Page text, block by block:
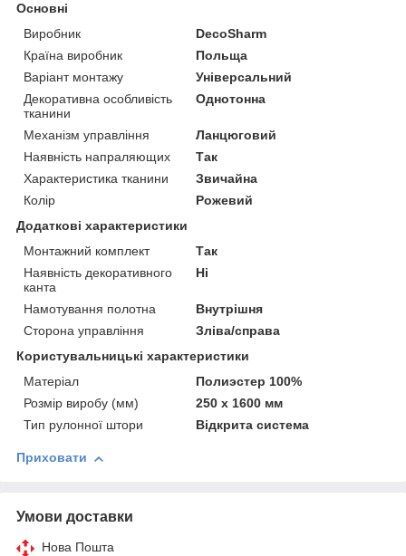
Основні
Виробник
DecoSharm
Країна виробник
Польща
Варіант монтажу
Універсальний
Декоративна особливість
тканини
Однотонна
Механізм управління
Ланцюговий
Наявність напраляющих
Так
Характеристика тканини
Звичайна
Колір
Рожевий
Додаткові характеристики
Монтажний комплект
Так
Наявність декоративного
канта
Ні
Намотування полотна
Внутрішня
Сторона управління
Зліва/справа
Користувальницькі характеристики
Матеріал
Полиэстер 100%
Розмір виробу (мм)
250 х 1600 мм
Тип рулонної штори
Відкрита система
Приховати
Умови доставки
Нова Пошта